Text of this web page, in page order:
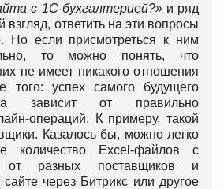
с 1C-бухгалтерией?»и ряд
взгляд, ответить на эти вопросы
Но если присмотреться к ним
то можно понять, что
не имеет никакого отношения
того: успех самого будущего
зависит от правильно
операций. К примеру, такой
Казалось бы, можно легко
количество Excel-файлов с
от разных поставщиков и
через Битрикс или другое